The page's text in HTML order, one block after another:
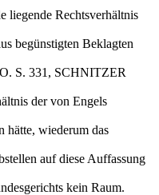
liegende Rechtsverhältnis
begünstigten Beklagten
S. 331, SCHNITZER
der von Engels
hätte, wiederum das
auf diese Auffassung
kein Raum.